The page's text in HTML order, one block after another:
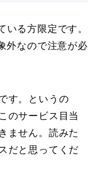
る方限定です。
外なので注意が必
す。というの
のサービス目当
ません。読みた
だと思ってくだ